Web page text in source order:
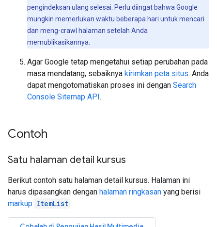
pengindeksan ulang selesai. Perlu diingat bahwa Google
mungkin memerlukan waktu beberapa hari untuk mencari
dan meng-crawl halaman setelah Anda
memublikasikannya.
Agar Google tetap mengetahui setiap perubahan pada
masa mendatang, sebaiknya kirimkan peta situs. Anda
dapat mengotomatiskan proses ini dengan Search
Console Sitemap API.
Contoh
Satu halaman detail kursus
Berikut contoh satu halaman detail kursus. Halaman ini
harus dipasangkan dengan halaman ringkasan yang berisi
markup ItemList .